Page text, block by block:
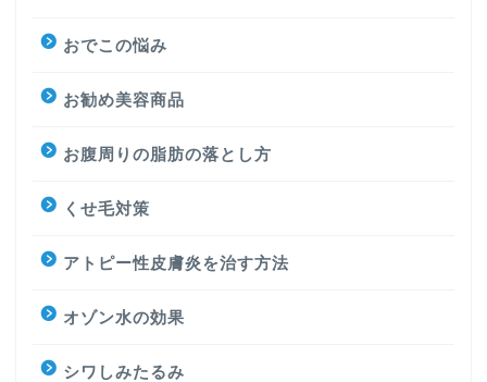
おでこの悩み
お勧め美容商品
お腹周りの脂肪の落とし方
くせ毛対策
アトピー性皮膚炎を治す方法
オゾン水の効果
シワしみたるみ